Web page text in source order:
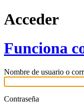
Acceder
Funciona
Nombre de usuario o
Contraseña